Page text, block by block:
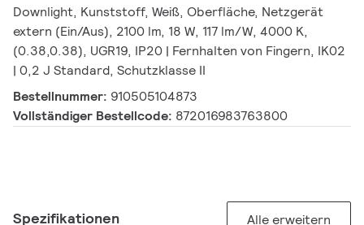
Downlight, Kunststoff, Weiß, Oberfläche, Netzgerät
extern (Ein/Aus), 2100 lm, 18 W, 117 lm/W, 4000 K,
(0.38,0.38), UGR19, IP20 | Fernhalten von Fingern, IK02
| 0,2 J Standard, Schutzklasse II
Bestellnummer: 910505104873
Vollständiger Bestellcode: 872016983763800
Spezifikationen Alle erweitern